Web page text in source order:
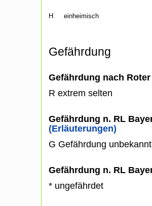
H einheimisch
Gefährdung
Gefährdung nach
R extrem selten
Gefährdung n. RL
(Erläuterungen)
G Gefährdung
Gefährdung n. RL
* ungefährdet